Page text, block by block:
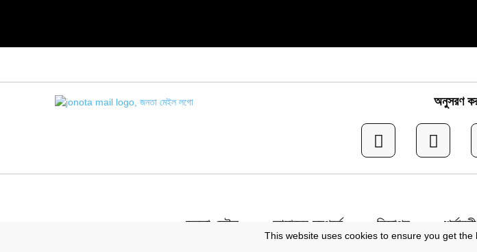
অনুসরণ
জনতা মেইল আমাদের সম্পর্কে বিজ্ঞাপন
This website uses cookies to ensure you get the